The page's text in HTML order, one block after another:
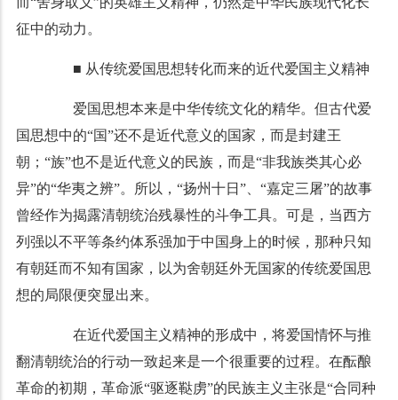
征中的动力。
■ 从传统爱国思想转化而来的近代爱国主义精神
爱国思想本来是中华传统文化的精华。但古代爱
国思想中的“国”还不是近代意义的国家，而是封建王
朝；“族”也不是近代意义的民族，而是“非我族类其心必
异”的“华夷之辨”。所以，“扬州十日”、“嘉定三屠”的故事
曾经作为揭露清朝统治残暴性的斗争工具。可是，当西方
列强以不平等条约体系强加于中国身上的时候，那种只知
有朝廷而不知有国家，以为舍朝廷外无国家的传统爱国思
想的局限便突显出来。
在近代爱国主义精神的形成中，将爱国情怀与推
翻清朝统治的行动一致起来是一个很重要的过程。在酝酿
革命的初期，革命派“驱逐鞑虏”的民族主义主张是“合同种